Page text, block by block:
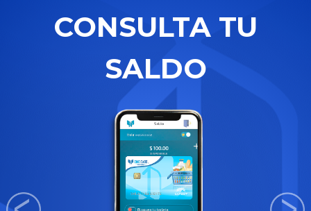
CONSULTA TU
SALDO